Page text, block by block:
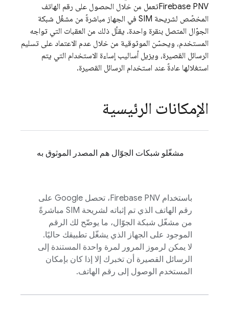
Firebase PNVتعمل من خلال الحصول على رقم الهاتف
المخصّص لشريحة SIM في الجهاز مباشرةً من مشغّل شبكة
الجوّال المتصل بنقرة واحدة. يقلّل ذلك من العقبات التي تواجه
المستخدم، ويحسّن الموثوقية من خلال عدم الاعتماد على تسليم
الرسائل القصيرة، ويزيل أساليب إساءة الاستخدام التي يتم
استغلالها عادةً عند استخدام الرسائل القصيرة.
الإمكانات الرئيسية
مشغّلو شبكات الجوّال هم المصدر الموثوق به
باستخدام Firebase PNV
، تحصل Google على
رقم الهاتف الذي تم إثباته لشريحة SIM مباشرةً
من مشغّل شبكة الجوّال، ما يوضّح لك الرقم
الموجود على الجهاز الذي يشغّل تطبيقك حاليًا.
لا يمكن لرموز المرور لمرة واحدة المستندة إلى
الرسائل القصيرة أن تخبرك إلا إذا كان بإمكان
المستخدم الوصول إلى رقم الهاتف.